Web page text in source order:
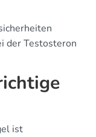
der Testosteron
ist